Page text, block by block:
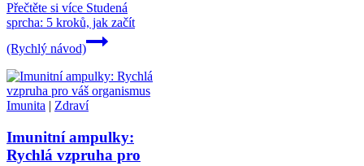
Přečtěte si více Studená
sprcha: 5 kroků, jak začít
(Rychlý návod)
Imunita | Zdraví
Imunitní ampulky:
Rychlá vzpruha pro